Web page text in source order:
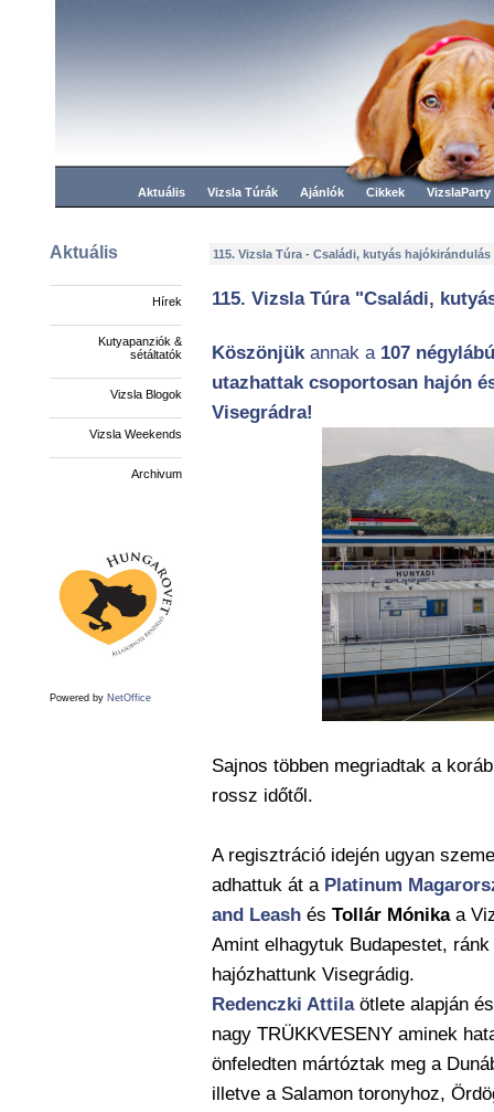
Aktuális Vizsla Túrák Ajánlók Cikkek VizslaParty
Aktuális
Hírek
Kutyapanziók &
sétáltatók
Vizsla Blogok
Vizsla Weekends
Archivum
Powered by NetOffice
115. Vizsla Túra - Családi, kutyás
115. Vizsla Túra "Családi,
Köszönjük annak a107
utazhattak csoportosan hajón
Visegrádra!
Sajnos többen megriadtak a
rossz időtől.
A regisztráció idején ugyan
adhattuk át a Platinum
and Leashés Tollár Mónikaa
Amint elhagytuk Budapestet,
hajózhattunk Visegrádig.
Redenczki Attilaötlete alapján
nagy TRÜKKVESENY aminek
önfeledten mártóztak meg a
illetve a Salamon toronyhoz,